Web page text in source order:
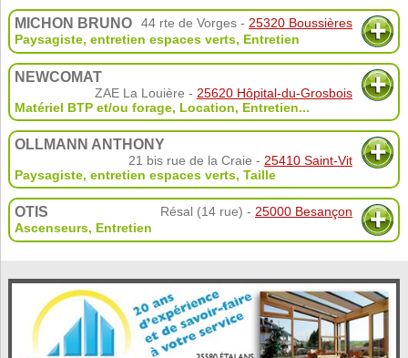
MICHON BRUNO 44 rte de Vorges -25320 Boussières
Paysagiste, entretien espaces verts, Entretien
NEWCOMAT
ZAE La Louière -25620 Hôpital-du-Grosbois
Matériel BTP et/ou forage, Location, Entretien...
OLLMANN ANTHONY
21 bis rue de la Craie -25410 Saint-Vit
Paysagiste, entretien espaces verts, Taille
OTIS Résal (14 rue) -25000 Besançon
Ascenseurs, Entretien